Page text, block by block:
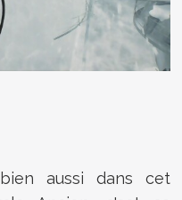
aussi dans cet